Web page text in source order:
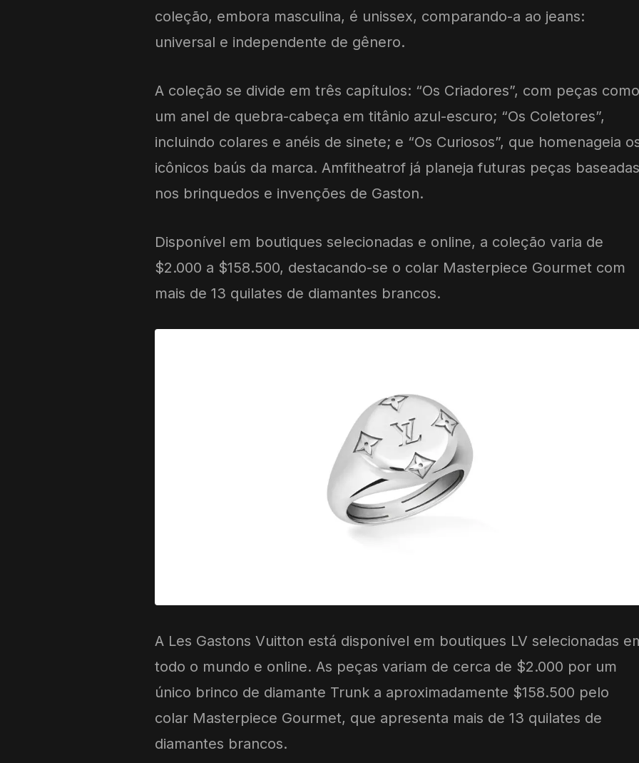
coleção, embora masculina, é unissex, comparando-a ao jeans:
universal e independente de gênero.
A coleção se divide em três capítulos: “Os Criadores”, com peças como
um anel de quebra-cabeça em titânio azul-escuro; “Os Coletores”,
incluindo colares e anéis de sinete; e “Os Curiosos”, que homenageia
icônicos baús da marca. Amfitheatrof já planeja futuras peças baseadas
nos brinquedos e invenções de Gaston.
Disponível em boutiques selecionadas e online, a coleção varia de
$2.000 a $158.500, destacando-se o colar Masterpiece Gourmet com
mais de 13 quilates de diamantes brancos.
A Les Gastons Vuitton está disponível em boutiques LV selecionadas
todo o mundo e online. As peças variam de cerca de $2.000 por um
único brinco de diamante Trunk a aproximadamente $158.500 pelo
colar Masterpiece Gourmet, que apresenta mais de 13 quilates de
diamantes brancos.